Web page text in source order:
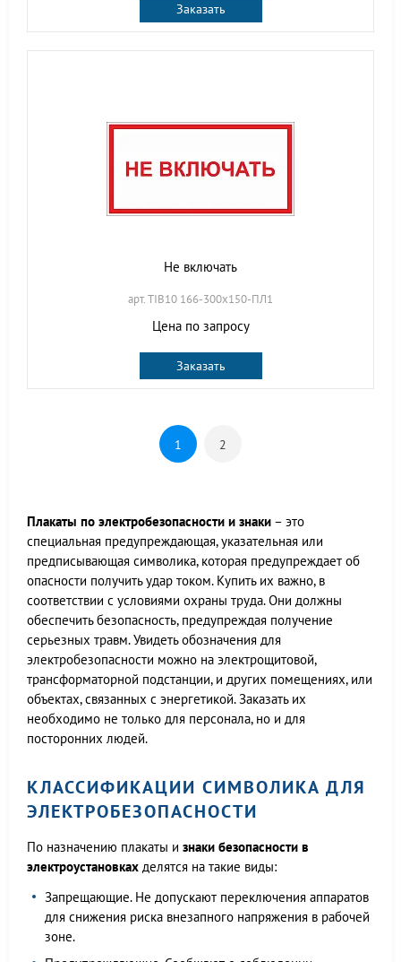
Заказать
Не включать
арт. TIB10 166-300х150-ПЛ1
Цена по запросу
Заказать
1 2
Плакаты по электробезопасности и знаки – это
специальная предупреждающая, указательная или
предписывающая символика, которая предупреждает об
опасности получить удар током. Купить их важно, в
соответствии с условиями охраны труда. Они должны
обеспечить безопасность, предупреждая получение
серьезных травм. Увидеть обозначения для
электробезопасности можно на электрощитовой,
трансформаторной подстанции, и других помещениях, или
объектах, связанных с энергетикой. Заказать их
необходимо не только для персонала, но и для
посторонних людей.
КЛАССИФИКАЦИИ СИМВОЛИКА ДЛЯ
ЭЛЕКТРОБЕЗОПАСНОСТИ
По назначению плакаты и знаки безопасности в
электроустановках делятся на такие виды:
Запрещающие. Не допускают переключения аппаратов
для снижения риска внезапного напряжения в рабочей
зоне.